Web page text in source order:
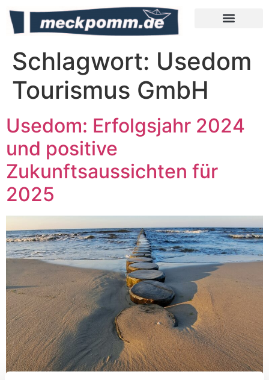
Schlagwort: Usedom
Tourismus GmbH
Usedom: Erfolgsjahr 2024
und positive
Zukunftsaussichten für
2025